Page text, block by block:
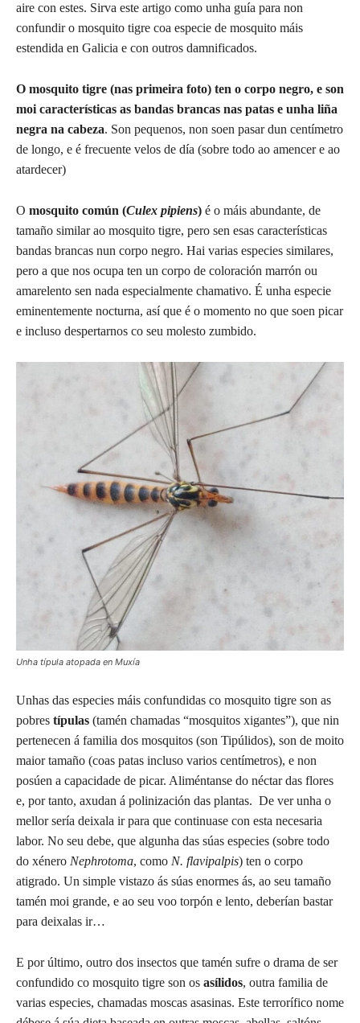
aire con estes. Sirva este artigo como unha guía para non
confundir o mosquito tigre coa especie de mosquito máis
estendida en Galicia e con outros damnificados.
O mosquito tigre (nas primeira foto) ten o corpo negro, e son
moi características as bandas brancas nas patas e unha liña
negra na cabeza. Son pequenos, non soen pasar dun centímetro
de longo, e é frecuente velos de día (sobre todo ao amencer e ao
atardecer)
O mosquito común (Culex pipiens) é o máis abundante, de
tamaño similar ao mosquito tigre, pero sen esas características
bandas brancas nun corpo negro. Hai varias especies similares,
pero a que nos ocupa ten un corpo de coloración marrón ou
amarelento sen nada especialmente chamativo. É unha especie
eminentemente nocturna, así que é o momento no que soen picar
e incluso despertarnos co seu molesto zumbido.
Unha típula atopada en Muxía
Unhas das especies máis confundidas co mosquito tigre son as
pobres típulas (tamén chamadas “mosquitos xigantes”), que nin
pertenecen á familia dos mosquitos (son Tipúlidos), son de moito
maior tamaño (coas patas incluso varios centímetros), e non
posúen a capacidade de picar. Aliméntanse do néctar das flores
e, por tanto, axudan á polinización das plantas. De ver unha o
mellor sería deixala ir para que continuase con esta necesaria
labor. No seu debe, que algunha das súas especies (sobre todo
do xénero Nephrotoma, como N. flavipalpis) ten o corpo
atigrado. Un simple vistazo ás súas enormes ás, ao seu tamaño
tamén moi grande, e ao seu voo torpón e lento, deberían bastar
para deixalas ir…
E por último, outro dos insectos que tamén sufre o drama de ser
confundido co mosquito tigre son os asílidos, outra familia de
varias especies, chamadas moscas asasinas. Este terrorífico nome